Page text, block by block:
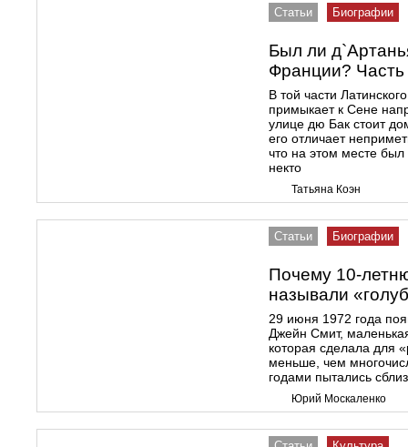
Статьи Биографии
Был ли
Франции? Часть
В той части
примыкает к Сене
улице дю Бак стоит
его отличает
что на этом месте
некто
Татьяна Коэн
Статьи Биографии
Почему 10-
называли
29 июня 1972 года
Джейн Смит,
которая сделала для
меньше, чем
годами пытались
Юрий Москаленко